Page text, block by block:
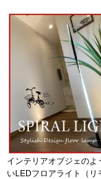
インテリアオブジェのよ
いLEDフロアライト（リ